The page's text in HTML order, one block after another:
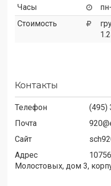
Часы
Стоимость
Контакты
Телефон
(495)
Почта
Сайт
Адрес
Молостовых, дом 3,